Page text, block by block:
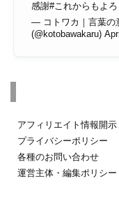
感謝#これからもよろ
— コトワカ｜言葉の
(@kotobawakaru)
アフィリエイト情報開示
プライバシーポリシー
各種のお問い合わせ
運営主体・編集ポリシー